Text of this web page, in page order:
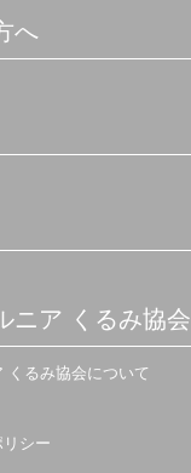
へ
ニア くるみ協会
くるみ協会について
シー